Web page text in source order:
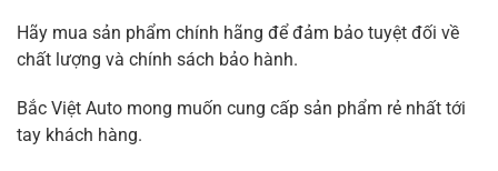
Hãy mua sản phẩm chính hãng để đảm bảo tuyệt đối về
chất lượng và chính sách bảo hành.
Bắc Việt Auto mong muốn cung cấp sản phẩm rẻ nhất tới
tay khách hàng.